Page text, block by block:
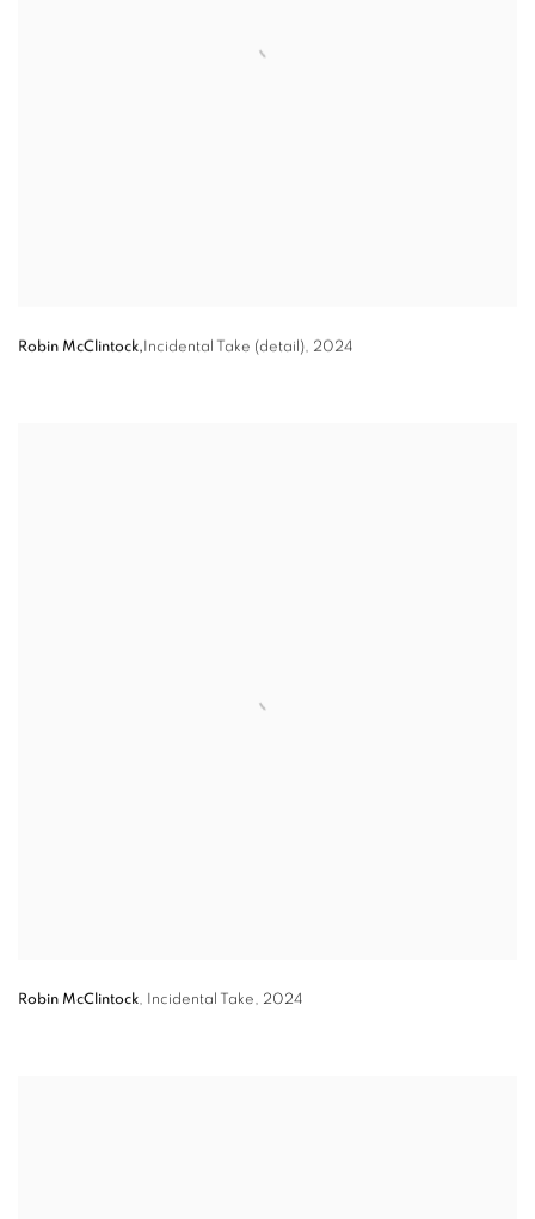
Robin McClintock, Incidental Take (detail), 2024
Robin McClintock, Incidental Take, 2024